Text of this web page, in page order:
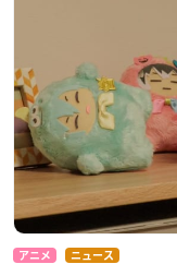
ヒプノシスマイク -D
ivision Rap Battle-
Rhyme Anima
飴村乱数
アニメ ニュース